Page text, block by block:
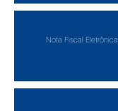
Nota Fiscal Eletrônica